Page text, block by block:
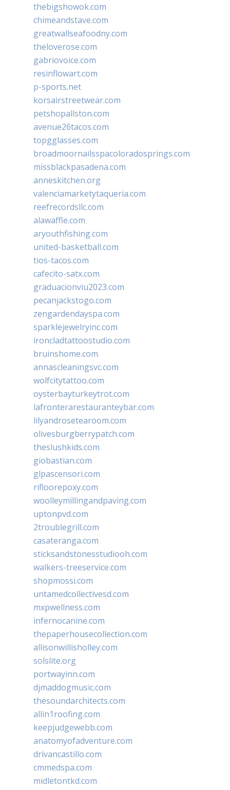
thebigshowok.com
chimeandstave.com
greatwallseafoodny.com
theloverose.com
gabriovoice.com
resinflowart.com
p-sports.net
korsairstreetwear.com
petshopallston.com
avenue26tacos.com
topgglasses.com
broadmoornailsspacoloradosprings.com
missblackpasadena.com
anneskitchen.org
valenciamarketytaqueria.com
reefrecordsllc.com
alawaffle.com
aryouthfishing.com
united-basketball.com
tios-tacos.com
cafecito-satx.com
graduacionviu2023.com
pecanjackstogo.com
zengardendayspa.com
sparklejewelryinc.com
ironcladtattoostudio.com
bruinshome.com
annascleaningsvc.com
wolfcitytattoo.com
oysterbayturkeytrot.com
lafronterarestauranteybar.com
lilyandrosetearoom.com
olivesburgberrypatch.com
theslushkids.com
giobastian.com
glpascensori.com
rifloorepoxy.com
woolleymillingandpaving.com
uptonpvd.com
2troublegrill.com
casateranga.com
sticksandstonesstudiooh.com
walkers-treeservice.com
shopmossi.com
untamedcollectivesd.com
mxpwellness.com
infernocanine.com
thepaperhousecollection.com
allisonwillisholley.com
solslite.org
portwayinn.com
djmaddogmusic.com
thesoundarchitects.com
allin1roofing.com
keepjudgewebb.com
anatomyofadventure.com
drivancastillo.com
cmmedspa.com
midletontkd.com